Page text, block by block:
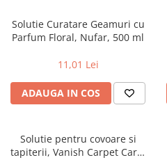
Solutie Curatare Geamuri cu
Parfum Floral, Nufar, 500 ml
11,01 Lei
ADAUGA IN COS
Solutie pentru covoare si
tapiterii, Vanish Carpet Care,